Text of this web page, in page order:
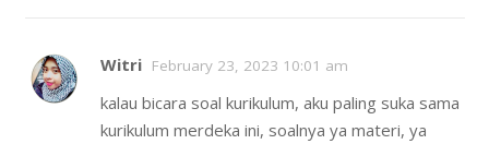
Witri February 23, 2023 10:01 am
kalau bicara soal kurikulum, aku paling suka sama
kurikulum merdeka ini, soalnya ya materi, ya